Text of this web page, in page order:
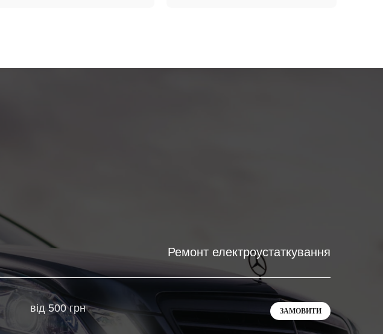
Ремонт електроустаткування
від 500 грн ЗАМОВИТИ